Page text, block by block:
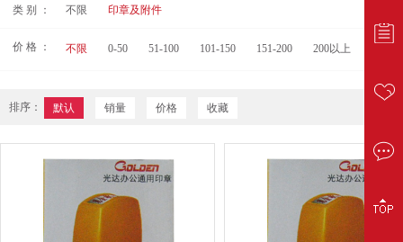
类 别 ： 不限 印章及附件
价 格 ： 不限 0-50 51-100 101-150 151-200 200以上
排序： 默认 销量 价格 收藏